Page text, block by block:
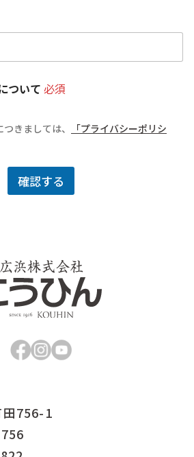
ついて 必須
きましては、
「プライバシーポリシ
確認する
田756-1